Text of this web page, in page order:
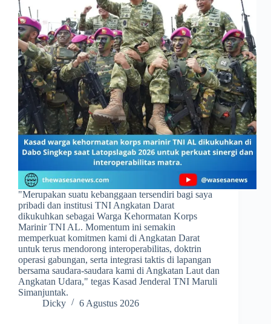
​"Merupakan suatu kebanggaan tersendiri bagi saya
pribadi dan institusi TNI Angkatan Darat
dikukuhkan sebagai Warga Kehormatan Korps
Marinir TNI AL. Momentum ini semakin
memperkuat komitmen kami di Angkatan Darat
untuk terus mendorong interoperabilitas, doktrin
operasi gabungan, serta integrasi taktis di lapangan
bersama saudara-saudara kami di Angkatan Laut dan
Angkatan Udara," tegas Kasad Jenderal TNI Maruli
Simanjuntak.
Dicky
6 Agustus 2026